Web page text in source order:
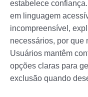
estabelece
em linguagem
incompreensível,
necessários, por que
Usuários mantêm
opções claras para
exclusão quando